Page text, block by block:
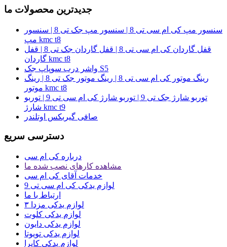
جدیدترین محصولات ما
سنسور مپ کی ام سی تی 8 | سنسور مپ جک تی 8 | سنسور
مپ kmc t8
قفل گاردان کی ام سی تی 8 | قفل گاردان جک تی 8 | قفل
گاردان kmc t8
واشر درب سوپاپ جک S5
رینگ موتور کی ام سی تی 8 | رینگ موتور جک تی 8 | رینگ
موتور kmc t8
توربو شارژ جک تی 9 | توربو شارژ کی ام سی تی 9 | توربو
شارژ kmc t9
صافی گیربکس اوتلندر
دسترسی سریع
درباره کی ام سی
مشاهده کارهای نصب شده ما
خدمات آقای کی ام سی
لوازم یدکی کی ام سی تی 9
ارتباط با ما
لوازم یدکی مزدا ۳
لوازم یدکی کلوت
لوازم یدکی دایون
لوازم یدکی تویوتا
لوازم یدکی کاپرا